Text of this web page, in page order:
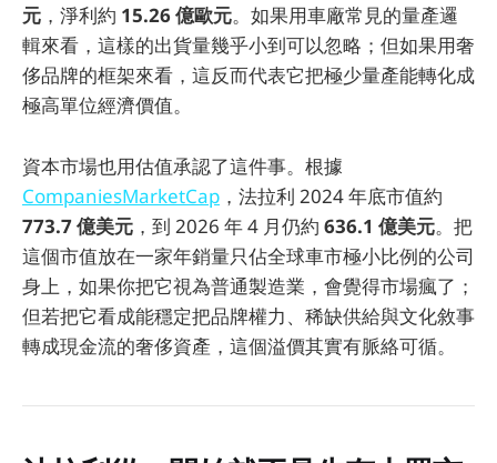
元 ，淨利約 15.26 億歐元。如果用車廠常見的量產邏
輯來看，這樣的出貨量幾乎小到可以忽略；但如果用奢
侈品牌的框架來看，這反而代表它把極少量產能轉化成
極高單位經濟價值。
資本市場也用估值承認了這件事。根據
CompaniesMarketCap ，法拉利 2024 年底市值約
773.7 億美元 ，到 2026 年 4 月仍約 636.1 億美元。把
這個市值放在一家年銷量只佔全球車市極小比例的公司
身上，如果你把它視為普通製造業，會覺得市場瘋了；
但若把它看成能穩定把品牌權力、稀缺供給與文化敘事
轉成現金流的奢侈資產，這個溢價其實有脈絡可循。